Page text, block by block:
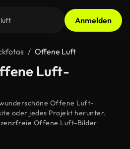
Anmelden
Offene Luft
Luft-
Offene Luft-
oder jedes Projekt herunter.
Offene Luft-Bilder